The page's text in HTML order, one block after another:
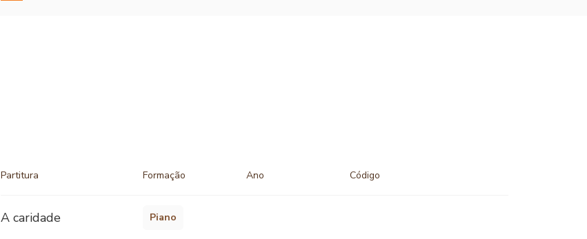
Partitura Formação Ano Código
A caridade Piano